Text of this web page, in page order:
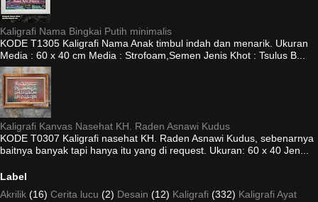
Kaligrafi Nama Bingkai Putih minimalis
KODE T1305 Kaligrafi Nama Anak timbul indah dan menarik. Ukuran
Media : 60 x 40 cm Media : Strofoam,Semen Jenis Khot : Tsulus B...
Kaligrafi Kanvas Nasehat KH. Raden Asnawi Kudus
KODE T0307 Kaligrafi nasehat KH. Raden Asnawi Kudus, sebenarnya
baitnya banyak tapi hanya itu yang di request. Ukuran: 60 x 40 Jen...
Label
Akrilik (16) Cerita lucu (2) Desain (12) Kaligrafi (332) Kaligrafi Ayat